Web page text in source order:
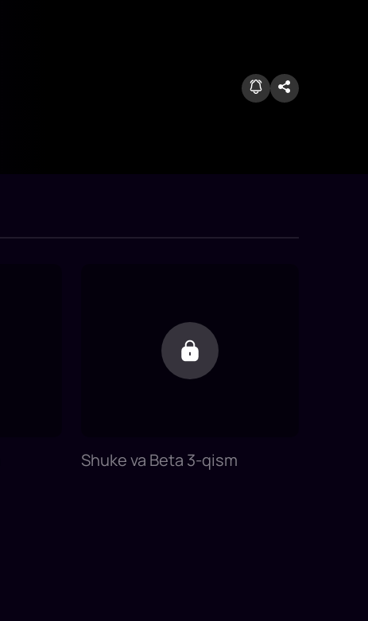
Shuke va Beta 3-qism